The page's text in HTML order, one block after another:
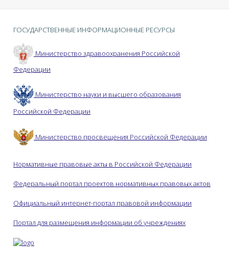
ГОСУДАРСТВЕННЫЕ ИНФОРМАЦИОННЫЕ РЕСУРСЫ
Министерство здравоохранения Российской
Федерации
Министерство науки и высшего образования
Российской Федерации
Министерство просвещения Российской Федерации
Нормативные правовые акты в Российской Федерации
Федеральный портал проектов нормативных правовых актов
Официальный интернет-портал правовой информации
Портал для размещения информации об учреждениях